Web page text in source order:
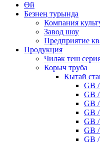
Өй
Безнең турында
Компания
Завод шоу
Предприятие
Продукция
Чиләк теш
Корыч труба
Кытай
GB
GB
GB
GB
GB
GB
GB